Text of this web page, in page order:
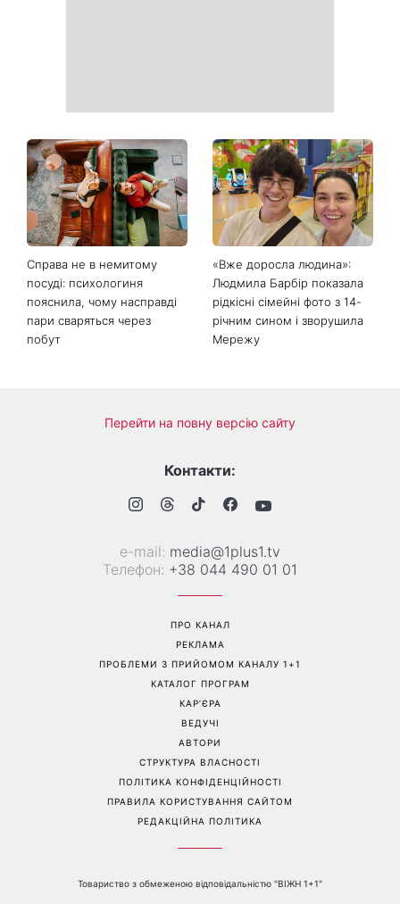
Справа не в немитому
посуді: психологиня
пояснила, чому насправді
пари сваряться через
побут
«Вже доросла людина»:
Людмила Барбір показала
рідкісні сімейні фото з 14-
річним сином і зворушила
Мережу
Перейти на повну версію сайту
Контакти:
е-mail: media@1plus1.tv
Телефон: +38 044 490 01 01
ПРО КАНАЛ
РЕКЛАМА
ПРОБЛЕМИ З ПРИЙОМОМ КАНАЛУ 1+1
КАТАЛОГ ПРОГРАМ
КАР’ЄРА
ВЕДУЧІ
АВТОРИ
СТРУКТУРА ВЛАСНОСТІ
ПОЛІТИКА КОНФІДЕНЦІЙНОСТІ
ПРАВИЛА КОРИСТУВАННЯ САЙТОМ
РЕДАКЦІЙНА ПОЛІТИКА
Товариство з обмеженою відповідальністю "ВІЖН 1+1"